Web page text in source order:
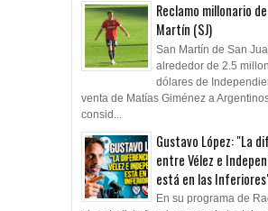
Reclamo millonario
Martín (SJ)
San Martín de San
alrededor de 2.5
dólares de
venta de Matías Giménez a
consid...
Gustavo López: "La
entre Vélez e
está en las
En su programa de